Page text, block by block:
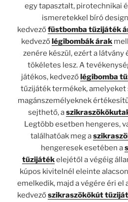
egy tapasztalt, pirotechnikai
ismeretekkel bíró
kedvezőfüstbomba tűzijáték
kedvezőlégibombák árak
zenére készül, ezért a látvány
tökéletes lesz. A
játékos, kedvezőlégibomba
tűzijáték termékek,
magánszemélyeknek
sejthető, a
Legtöbb esetben hengeres,
találhatóak meg a
hengeresek esetében a
tűzijátékelejétől a végéig
kúpos kivitelnél eleinte
emelkedik, majd a végére éri el
kedvezőszikraszökőkút